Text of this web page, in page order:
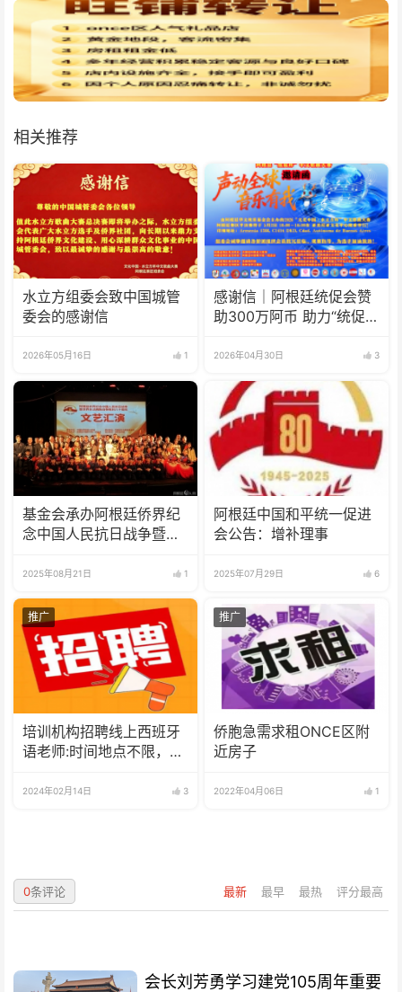
相关推荐
水立方组委会致中国城管
委会的感谢信
2026年05月16日 1
感谢信｜阿根廷统促会赞
助300万阿币 助力“统促
满举办
2026年04月30日 3
基金会承办阿根廷侨界纪
念中国人民抗日战争暨世
年文艺汇演
2025年08月21日 1
阿根廷中国和平统一促进
会公告：增补理事
2025年07月29日 6
推广
培训机构招聘线上西班牙
语老师:时间地点不限，可
2024年02月14日 3
推广
侨胞急需求租ONCE区附
近房子
2022年04月06日 1
最新 最早 最热 评分最高
0条评论
会长刘芳勇学习建党105周年重要